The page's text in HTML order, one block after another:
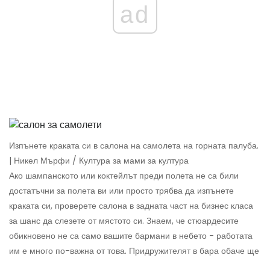
ad
Изпънете краката си в салона на самолета на горната палуба.
| Никел Мърфи / Култура за мами за култура
Ако шампанското или коктейлът преди полета не са били
достатъчни за полета ви или просто трябва да изпънете
краката си, проверете салона в задната част на бизнес класа
за шанс да слезете от мястото си. Знаем, че стюардесите
обикновено не са само вашите бармани в небето - работата
им е много по-важна от това. Придружителят в бара обаче ще